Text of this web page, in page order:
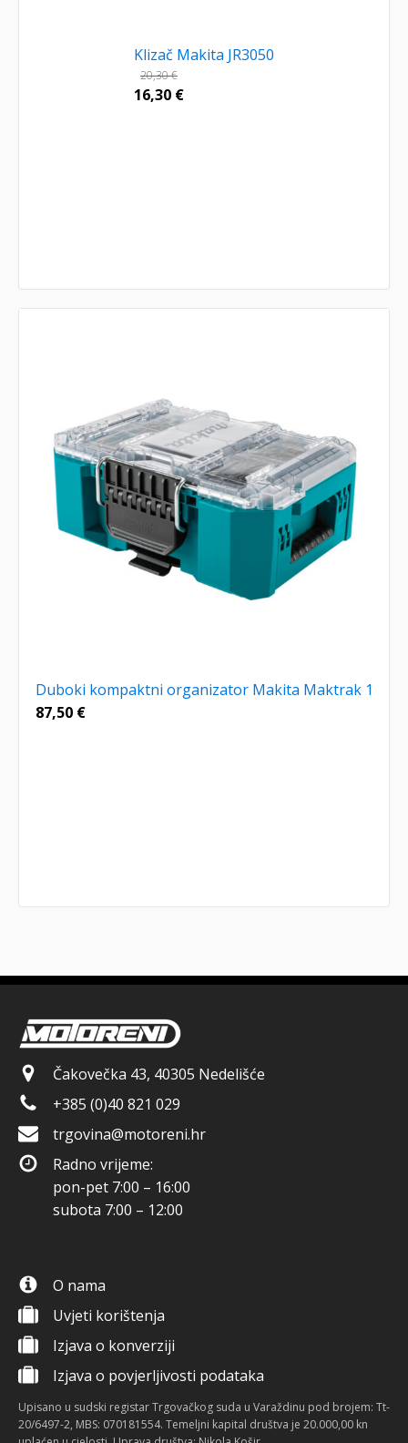
Klizač Makita JR3050
20,30€
16,30 €
Duboki kompaktni organizator Makita Maktrak 1
87,50 €
Čakovečka 43, 40305 Nedelišće
+385 (0)40 821 029
trgovina@motoreni.hr
Radno vrijeme:
pon-pet 7:00 – 16:00
subota 7:00 – 12:00
O nama
Uvjeti korištenja
Izjava o konverziji
Izjava o povjerljivosti podataka
Upisano u sudski registar Trgovačkog suda u Varaždinu pod brojem: Tt-
20/6497-2, MBS: 070181554. Temeljni kapital društva je 20.000,00 kn